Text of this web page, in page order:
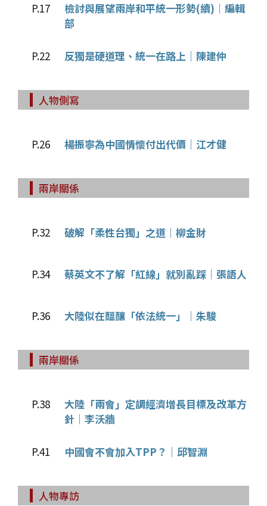
P.17
檢討與展望兩岸和平統一形勢(續)｜編輯
部
P.22 反獨是硬道理、統一在路上｜陳建仲
人物側寫
P.26 楊振寧為中國情懷付出代價｜江才健
兩岸關係
P.32 破解「柔性台獨」之道｜柳金財
P.34 蔡英文不了解「紅線」就別亂踩｜張語人
P.36 大陸似在醞釀「依法統一」｜朱駿
兩岸關係
P.38
大陸「兩會」定調經濟增長目標及改革方
針｜李沃牆
P.41 中國會不會加入TPP？｜邱智淵
人物專訪